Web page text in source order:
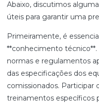
Abaixo, discutimos
úteis para garantir uma
Primeiramente, é
**conhecimento
normas e regulamentos
das especificações dos
comissionados. Participar
treinamentos específicos